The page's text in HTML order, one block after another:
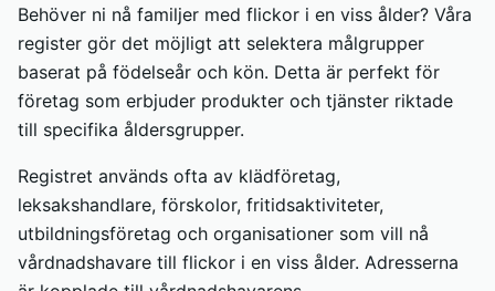
Behöver ni nå familjer med flickor i en viss ålder? Våra
register gör det möjligt att selektera målgrupper
baserat på födelseår och kön. Detta är perfekt för
företag som erbjuder produkter och tjänster riktade
till specifika åldersgrupper.
Registret används ofta av klädföretag,
leksakshandlare, förskolor, fritidsaktiviteter,
utbildningsföretag och organisationer som vill nå
vårdnadshavare till flickor i en viss ålder. Adresserna